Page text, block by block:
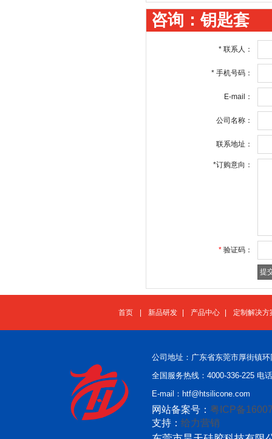
咨询：钥匙套
* 联系人：
* 手机号码：
E-mail：
公司名称：
联系地址：
*订购意向：
* 验证码：
首页 新品研发 产品中心 定制解决方
公司地址：广东省东莞市厚街镇
全国服务热线：4000-336-225 电
E-mail：htf@htsilicone.com
网站备案号： 粤ICP备
支持： 给力营销